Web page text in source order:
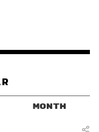
MONTH